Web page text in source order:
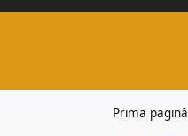
Prima pagină